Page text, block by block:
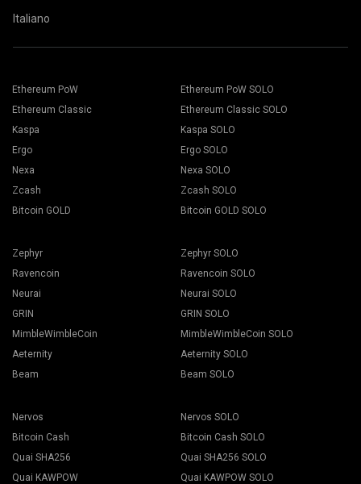
Italiano
Ethereum PoW
Ethereum Classic
Kaspa
Ergo
Nexa
Zcash
Bitcoin GOLD
Ethereum PoW SOLO
Ethereum Classic SOLO
Kaspa SOLO
Ergo SOLO
Nexa SOLO
Zcash SOLO
Bitcoin GOLD SOLO
Zephyr
Ravencoin
Neurai
GRIN
MimbleWimbleCoin
Aeternity
Beam
Zephyr SOLO
Ravencoin SOLO
Neurai SOLO
GRIN SOLO
MimbleWimbleCoin SOLO
Aeternity SOLO
Beam SOLO
Nervos
Bitcoin Cash
Quai SHA256
Quai KAWPOW
Nervos SOLO
Bitcoin Cash SOLO
Quai SHA256 SOLO
Quai KAWPOW SOLO